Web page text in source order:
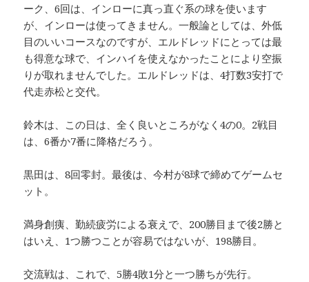
ーク、6回は、インローに真っ直ぐ系の球を使います
が、インローは使ってきません。一般論としては、外低
目のいいコースなのですが、エルドレッドにとっては最
も得意な球で、インハイを使えなかったことにより空振
りが取れませんでした。エルドレッドは、4打数3安打で
代走赤松と交代。
鈴木は、この日は、全く良いところがなく4の0。2戦目
は、6番か7番に降格だろう。
黒田は、8回零封。最後は、今村が8球で締めてゲームセ
ット。
満身創痍、勤続疲労による衰えで、200勝目まで後2勝と
はいえ、1つ勝つことが容易ではないが、198勝目。
交流戦は、これで、5勝4敗1分と一つ勝ちが先行。